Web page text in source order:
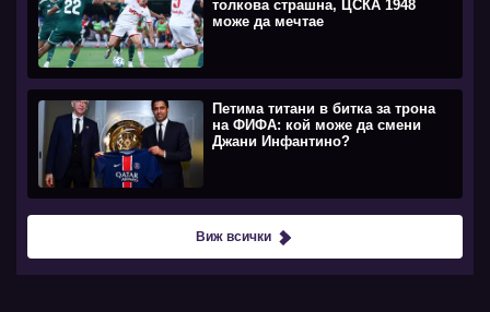
толкова страшна, ЦСКА 1948
може да мечтае
Петима титани в битка за трона
на ФИФА: кой може да смени
Джани Инфантино?
Виж всички